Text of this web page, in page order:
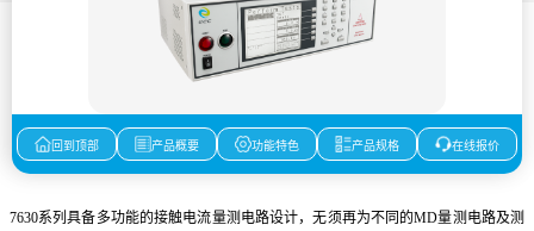
回到顶部 产品概要 功能特色 产品规格 在线报价
7630系列具备多功能的接触电流量测电路设计，无须再为不同的MD量测电路及测